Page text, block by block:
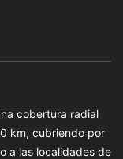
cobertura radial
km, cubriendo por
a las localidades de